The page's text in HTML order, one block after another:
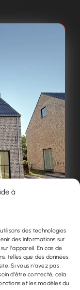
à
des technologies
des informations sur
l'appareil. En cas de
telles que des données
Si vous n'avez pas
d'être connecté, cela
et les modèles du